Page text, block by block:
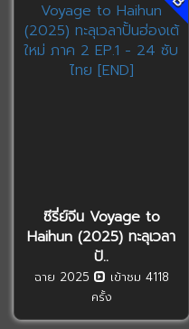
ซีรี่ย์จีน Voyage to
Haihun (2025) ทะลุเวลา
ปั..
ฉาย 2025
เข้าชม 4118
ครั้ง